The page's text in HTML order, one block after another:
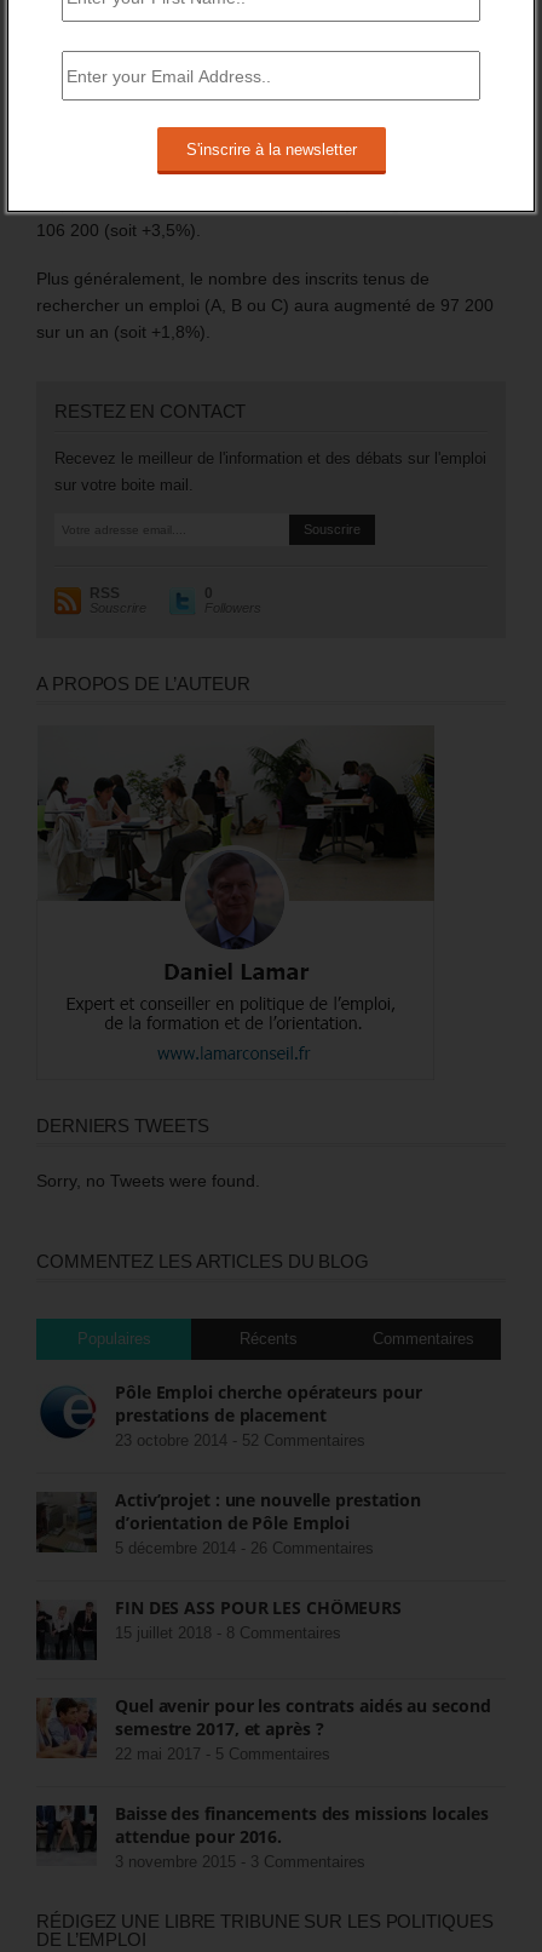
En France entière, le nombre de demandeurs d’emploi,
inscrits à France travail, s’élève à 6 255 100 au 4ème
trimestre 2024.
Sur l’année 2024, il a globalement augmenté de +1,5%.
Mais surtout, en catégorie A, le nombre des inscrits (sans
106 200 (soit +3,5%).
Plus généralement, le nombre des inscrits tenus de
rechercher un emploi (A, B ou C) aura augmenté de 97 200
sur un an (soit +1,8%).
RESTEZ EN CONTACT
Recevez le meilleur de l'information et des débats sur l'emploi
sur votre boite mail.
RSS
Souscrire
0
Followers
A PROPOS DE L’AUTEUR
DERNIERS TWEETS
Sorry, no Tweets were found.
COMMENTEZ LES ARTICLES DU BLOG
Populaires Récents Commentaires
Pôle Emploi cherche opérateurs pour
prestations de placement
23 octobre 2014 - 52 Commentaires
Activ’projet : une nouvelle prestation
d’orientation de Pôle Emploi
5 décembre 2014 - 26 Commentaires
FIN DES ASS POUR LES CHÔMEURS
15 juillet 2018 - 8 Commentaires
Quel avenir pour les contrats aidés au second
semestre 2017, et après ?
22 mai 2017 - 5 Commentaires
Baisse des financements des missions locales
attendue pour 2016.
3 novembre 2015 - 3 Commentaires
RÉDIGEZ UNE LIBRE TRIBUNE SUR LES POLITIQUES
DE L’EMPLOI